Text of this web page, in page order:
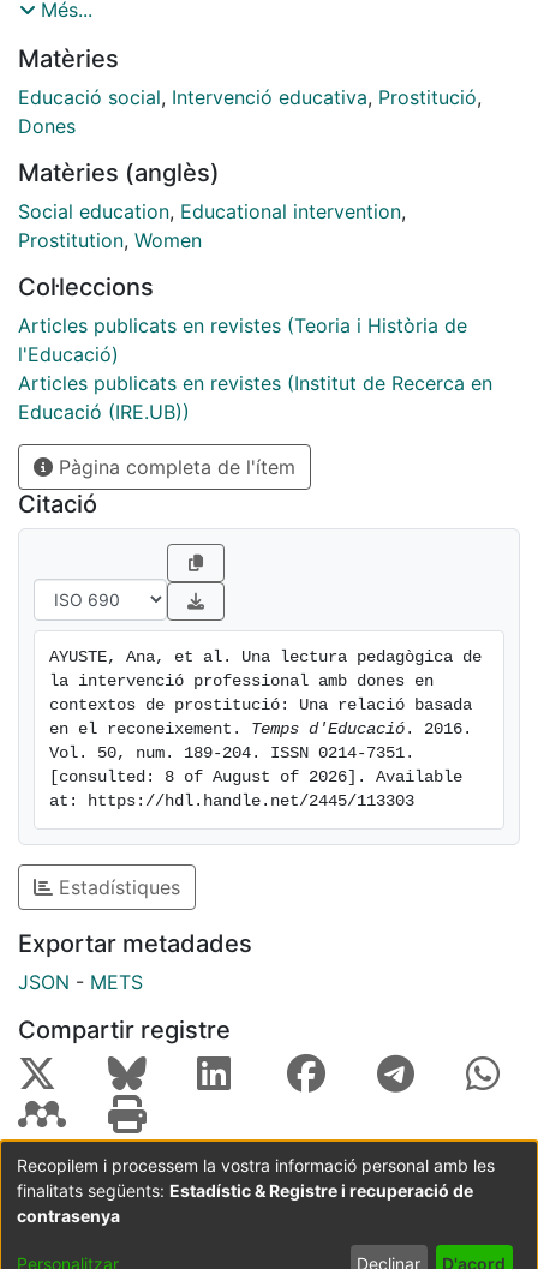
través d'un estudi qualitatiu i mitjançant una
participant i els grups de discussió, ens apropem a la
funció que desenvolupen les professionals amb dones
que ofereixen serveis sexuals a la via pública.
professionals que treballen en aquesta realitat, així
com una anàlisi teòrica de la dimensió educativa del
seu exercici professional des de la perspectiva
generar en les dones experiències de confiança i
reconeixement.
Més...
Matèries
Educació social, Intervenció educativa, Prostitució,
Dones
Matèries (anglès)
Social education, Educational intervention,
Prostitution, Women
Col·leccions
Articles publicats en revistes (Teoria i Història de
l'Educació)
Articles publicats en revistes (Institut de Recerca en
Educació (IRE.UB))
Pàgina completa de l'ítem
Citació
AYUSTE, Ana, et al. Una lectura pedagògica de
la intervenció professional amb dones en
contextos de prostitució: Una relació basada
en el reconeixement. Temps d'Educació . 2016.
Vol. 50, num. 189-204. ISSN 0214-7351.
[consulted: 8 of August of 2026]. Available
at: https://hdl.handle.net/2445/113303
Estadístiques
Exportar metadades
JSON - METS
Compartir registre
Coordinació:CRAI UB Avís legal
Metadades
subjectes a:
Configuració
Recopilem i processem la vostra informació personal amb les
finalitats següents: Estadístic & Registre i recuperació de
contrasenya
Personalitzar Declinar D'acord